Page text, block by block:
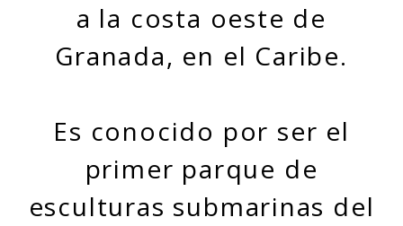
a la costa oeste de
Granada, en el Caribe.
Es conocido por ser el
primer parque de
esculturas submarinas del